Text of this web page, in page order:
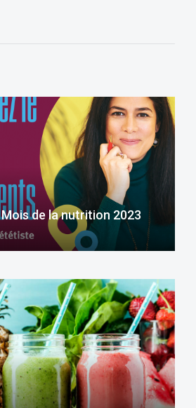
de la nutrition 2023